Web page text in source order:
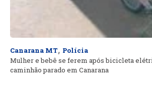
Canarana MT, Polícia
Mulher e bebê se ferem após bicicleta
caminhão parado em Canarana